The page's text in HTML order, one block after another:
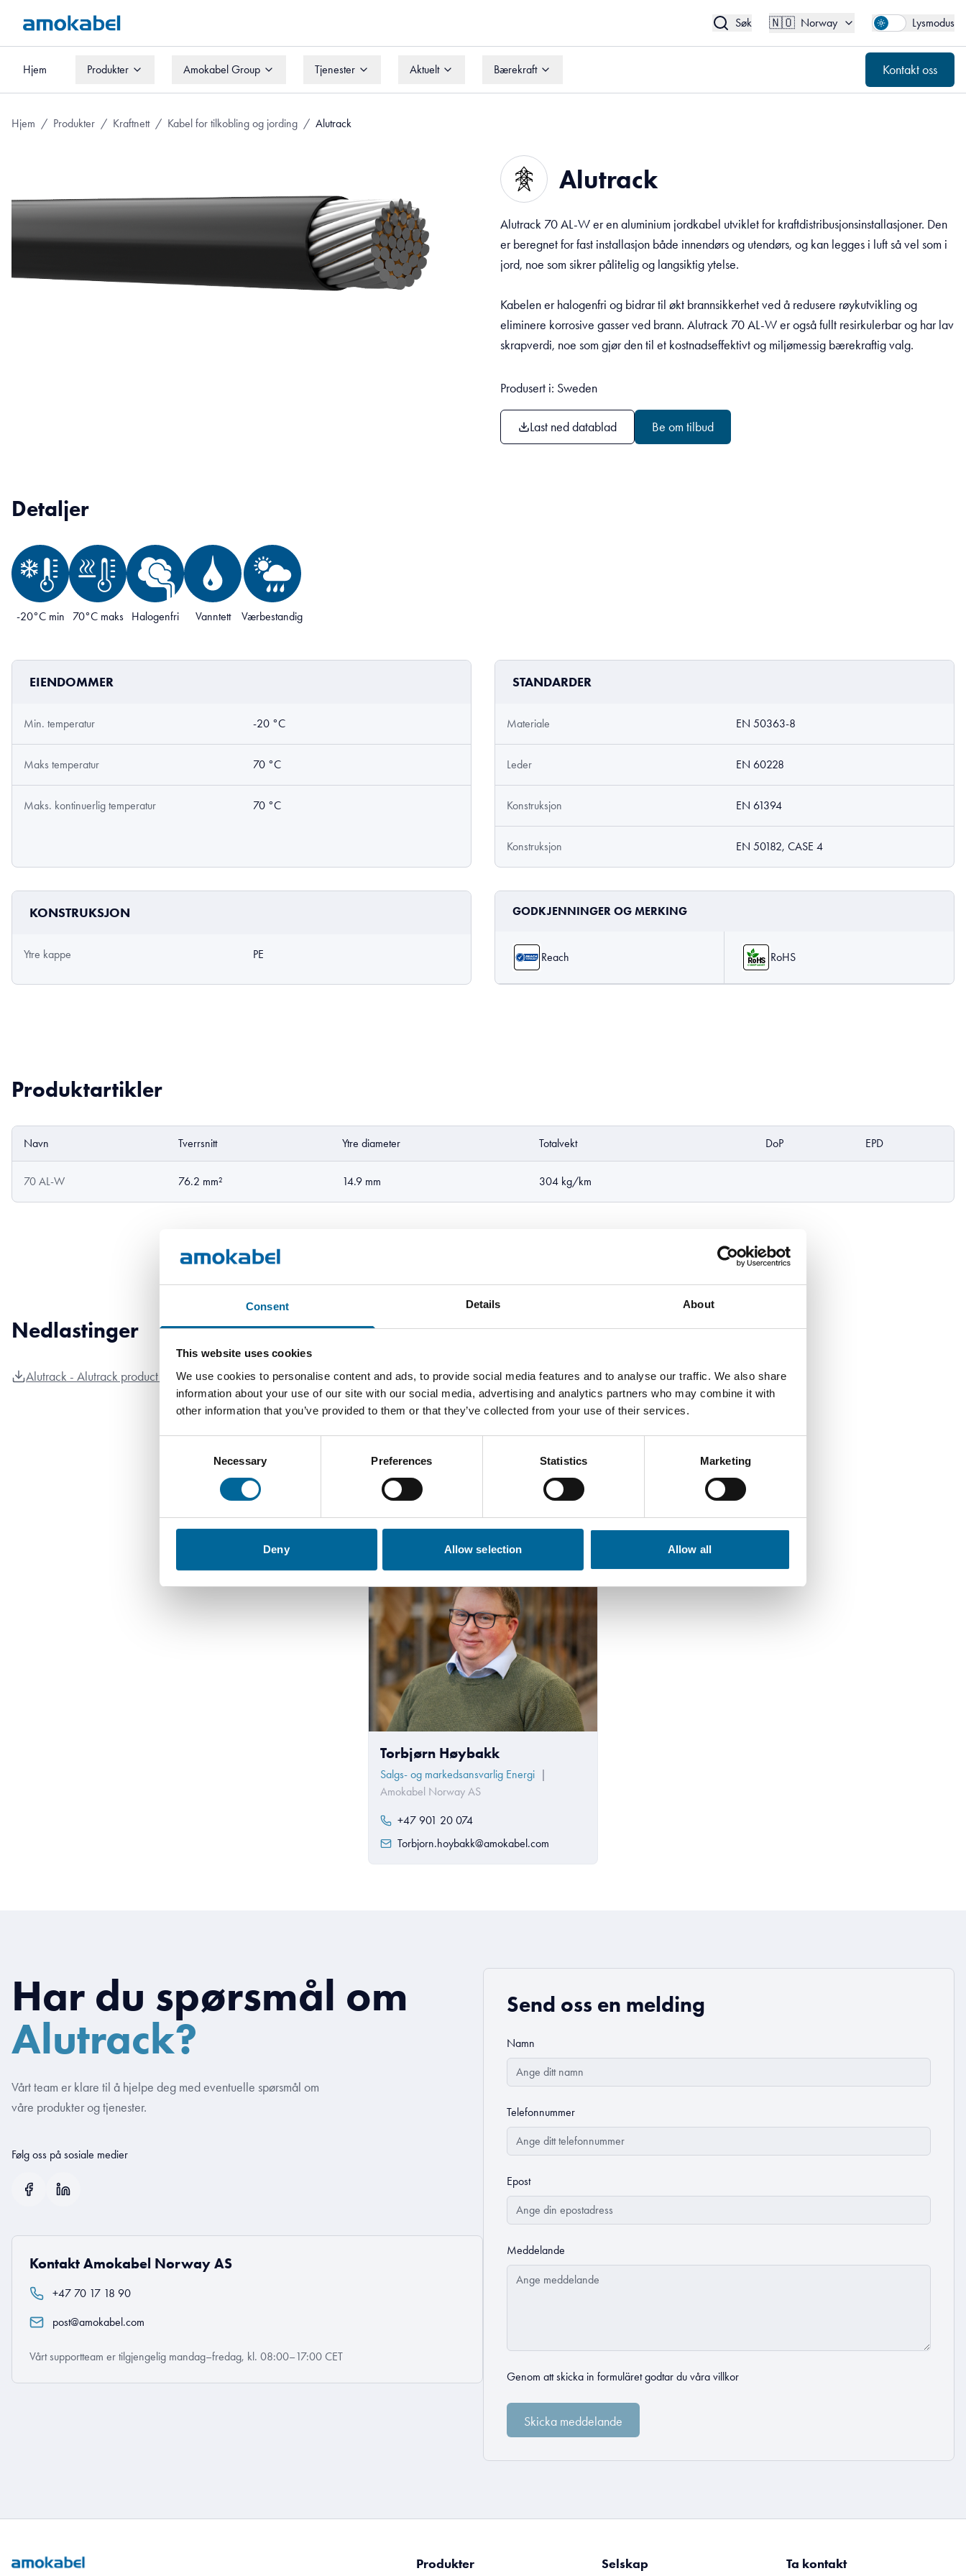
Consent Details About
This website uses cookies
We use cookies to personalise content and ads, to provide social media features and to analyse our traffic. We also share
information about your use of our site with our social media, advertising and analytics partners who may combine it with
other information that you’ve provided to them or that they’ve collected from your use of their services.
Necessary Preferences Statistics Marketing
Deny Allow selection Allow all
Søk 🇳🇴 Norway Lysmodus
Hjem Produkter Amokabel Group Tjenester Aktuelt Bærekraft Kontakt oss
Produkter
Norway Kontakt oss
Hjem / Produkter / Kraftnett / Kabel for tilkobling og jording / Alutrack
Alutrack
Alutrack 70 AL-W er en aluminium jordkabel utviklet for kraftdistribusjonsinstallasjoner. Den
er beregnet for fast installasjon både innendørs og utendørs, og kan legges i luft så vel som i
jord, noe som sikrer pålitelig og langsiktig ytelse.
Kabelen er halogenfri og bidrar til økt brannsikkerhet ved å redusere røykutvikling og
eliminere korrosive gasser ved brann. Alutrack 70 AL-W er også fullt resirkulerbar og har lav
skrapverdi, noe som gjør den til et kostnadseffektivt og miljømessig bærekraftig valg.
Produsert i: Sweden
Last ned datablad Be om tilbud
Detaljer
-20°C min 70°C maks Halogenfri Vanntett Værbestandig
EIENDOMMER
Min. temperatur -20 °C
Maks temperatur 70 °C
Maks. kontinuerlig temperatur 70 °C
STANDARDER
Materiale EN 50363-8
Leder EN 60228
Konstruksjon EN 61394
Konstruksjon EN 50182, CASE 4
KONSTRUKSJON
Ytre kappe PE
GODKJENNINGER OG MERKING
Reach RoHS
Produktartikler
Navn Tverrsnitt Ytre diameter Totalvekt DoP EPD
70 AL-W 76.2 mm² 14.9 mm 304 kg/km
Nedlastinger
Alutrack - Alutrack product sheet.pdf
Kontakt våre spesialister
Torbjørn Høybakk
Salgs- og markedsansvarlig Energi |
Amokabel Norway AS
+47 901 20 074
Torbjorn.hoybakk@amokabel.com
Har du spørsmål om
Alutrack?
Vårt team er klare til å hjelpe deg med eventuelle spørsmål om
våre produkter og tjenester.
Følg oss på sosiale medier
Kontakt Amokabel Norway AS
+47 70 17 18 90
post@amokabel.com
Vårt supportteam er tilgjengelig mandag–fredag, kl. 08:00–17:00 CET
Send oss en melding
Namn
Telefonnummer
Epost
Meddelande
Genom att skicka in formuläret godtar du våra villkor
Produkter Selskap Ta kontakt